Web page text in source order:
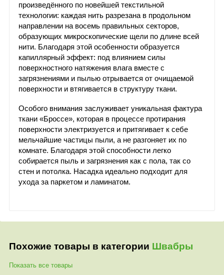
произведённого по новейшей текстильной
технологии: каждая нить разрезана в продольном
направлении на восемь правильных секторов,
образующих микроскопические щели по длине всей
нити. Благодаря этой особенности образуется
капиллярный эффект: под влиянием силы
поверхностного натяжения влага вместе с
загрязнениями и пылью отрывается от очищаемой
поверхности и втягивается в структуру ткани.
Особого внимания заслуживает уникальная фактура
ткани «Броссе», которая в процессе протирания
поверхности электризуется и притягивает к себе
мельчайшие частицы пыли, а не разгоняет их по
комнате. Благодаря этой способности легко
собирается пыль и загрязнения как с пола, так со
стен и потолка. Насадка идеально подходит для
ухода за паркетом и ламинатом.
Похожие товары в категории Швабры
Показать все товары